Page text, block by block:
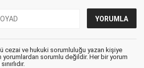
cezai ve hukuki sorumluluğu yazan kişiye
yorumlardan sorumlu değildir. Her bir yorum